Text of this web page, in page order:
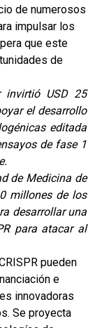
de numerosos
impulsar los
que este
de
invirtió USD 25
el desarrollo
editada
de fase 1
de Medicina de
millones de los
desarrollar una
para atacar al
pueden
e
innovadoras
Se proyecta